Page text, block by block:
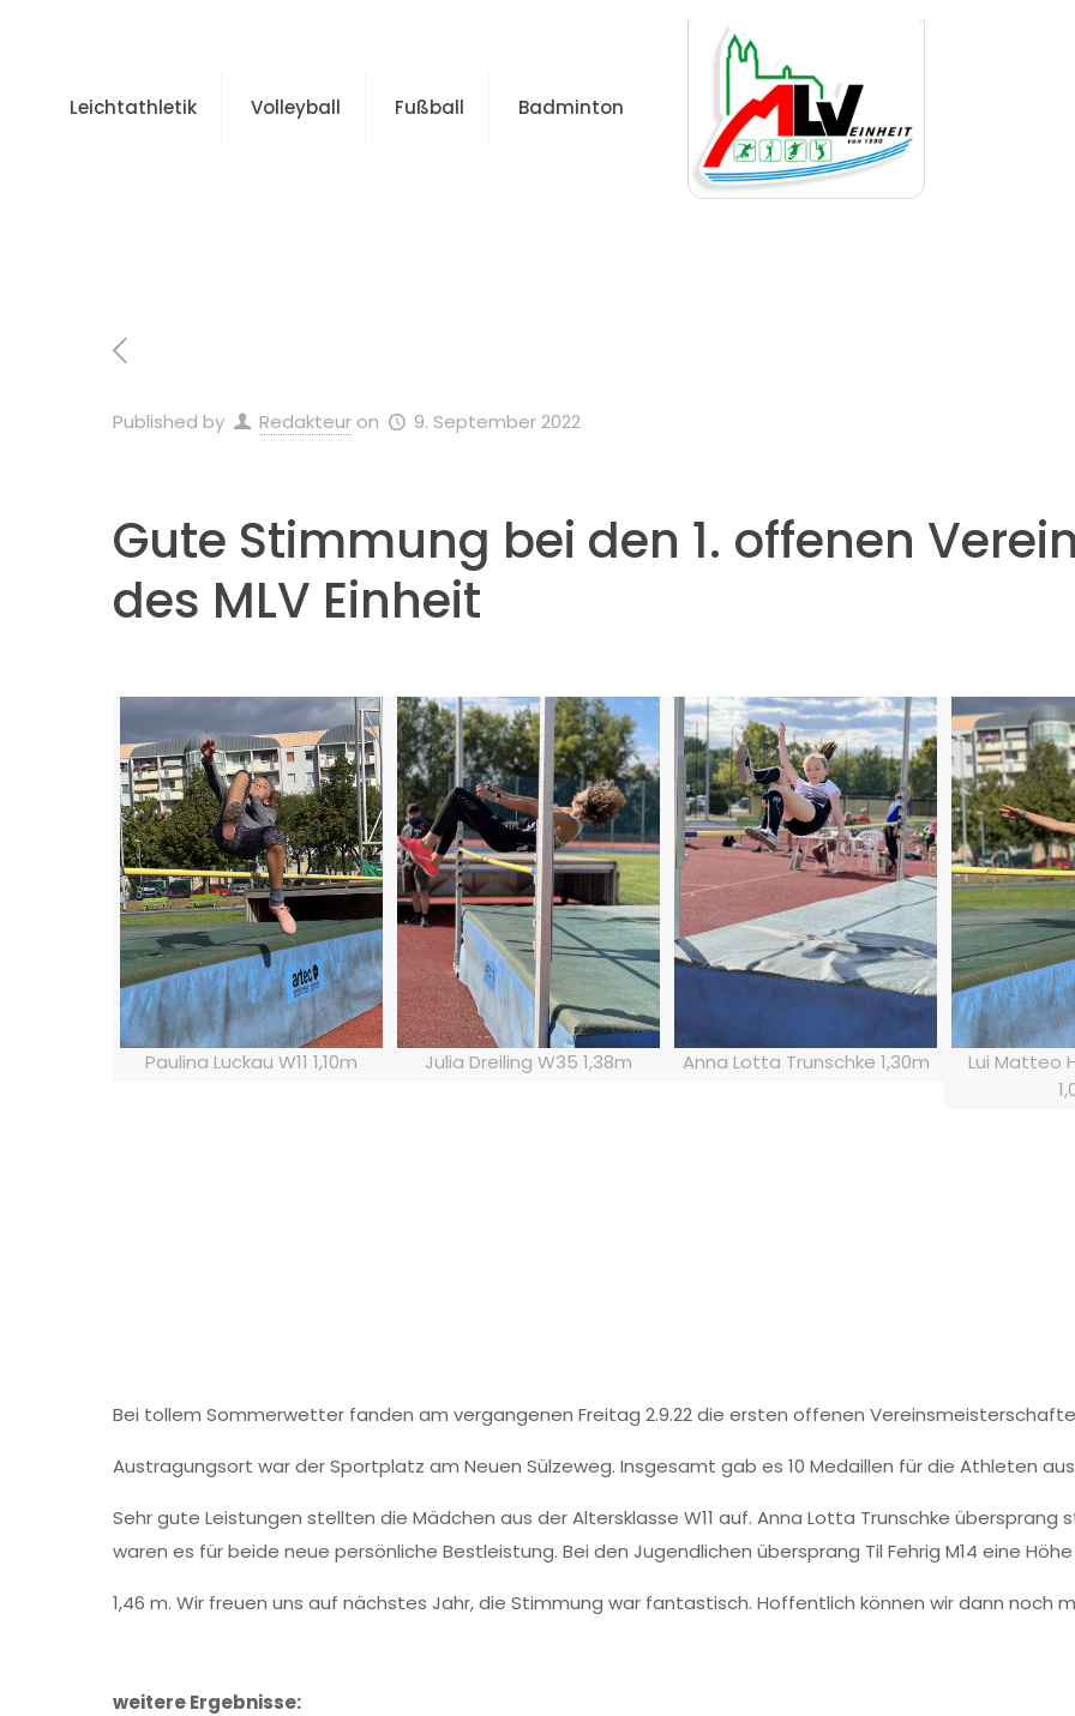
Leichtathletik Volleyball Fußball Badminton
Published by Redakteur on 9. September 2022
Gute Stimmung bei den 1. offenen
des MLV Einheit
Paulina Luckau W11 1,10m Julia Dreiling W35 1,38m Anna Lotta Trunschke 1,30m
Lui Matteo
Bei tollem Sommerwetter fanden am vergangenen Freitag 2.9.22 die ersten offenen
Austragungsort war der Sportplatz am Neuen Sülzeweg. Insgesamt gab es 10 Medaillen für die Athleten
Sehr gute Leistungen stellten die Mädchen aus der Altersklasse W11 auf. Anna Lotta Trunschke übersprang
waren es für beide neue persönliche Bestleistung. Bei den Jugendlichen übersprang Til Fehrig M14 eine Höhe
1,46 m. Wir freuen uns auf nächstes Jahr, die Stimmung war fantastisch. Hoffentlich können wir dann noch
weitere Ergebnisse: